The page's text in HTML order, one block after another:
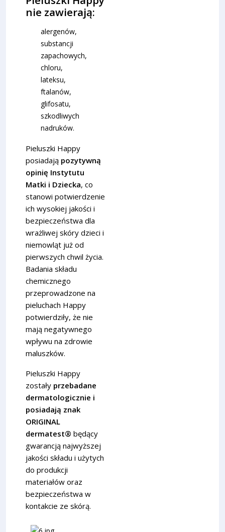
nie zawierają:
alergenów,
substancji
zapachowych,
chloru,
lateksu,
ftalanów,
glifosatu,
szkodliwych
nadruków.
Pieluszki Happy
posiadają pozytywną
opinię Instytutu
Matki i Dziecka, co
stanowi potwierdzenie
ich wysokiej jakości i
bezpieczeństwa dla
wrażliwej skóry dzieci i
niemowląt już od
pierwszych chwil życia.
Badania składu
chemicznego
przeprowadzone na
pieluchach Happy
potwierdziły, że nie
mają negatywnego
wpływu na zdrowie
maluszków.
Pieluszki Happy
zostały przebadane
dermatologicznie i
posiadają znak
ORIGINAL
dermatest® będący
gwarancją najwyższej
jakości składu i użytych
do produkcji
materiałów oraz
bezpieczeństwa w
kontakcie ze skórą.